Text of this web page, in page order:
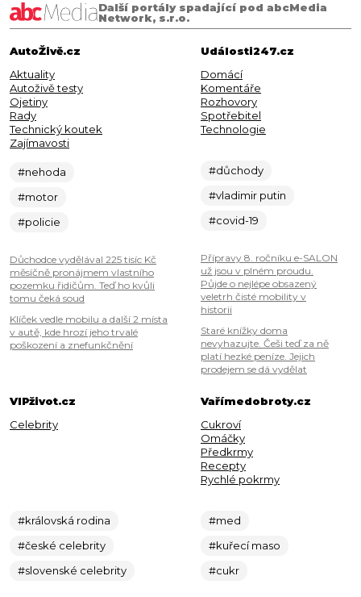
Další portály spadající pod abcMedia
Network, s.r.o.
AutoŽivě.cz
Aktuality
Autoživě testy
Ojetiny
Rady
Technický koutek
Zajímavosti
#nehoda
#motor
#policie
Důchodce vydělával 225 tisíc Kč
měsíčně pronájmem vlastního
pozemku řidičům. Teď ho kvůli
tomu čeká soud
Klíček vedle mobilu a další 2 místa
v autě, kde hrozí jeho trvalé
poškození a znefunkčnění
Události247.cz
Domácí
Komentáře
Rozhovory
Spotřebitel
Technologie
#důchody
#vladimir putin
#covid-19
Přípravy 8. ročníku e-SALON
už jsou v plném proudu.
Půjde o nejlépe obsazený
veletrh čisté mobility v
historii
Staré knížky doma
nevyhazujte. Češi teď za ně
platí hezké peníze. Jejich
prodejem se dá vydělat
VIPživot.cz
Celebrity
#královská rodina
#české celebrity
#slovenské celebrity
Vařímedobroty.cz
Cukroví
Omáčky
Předkrmy
Recepty
Rychlé pokrmy
#med
#kuřecí maso
#cukr